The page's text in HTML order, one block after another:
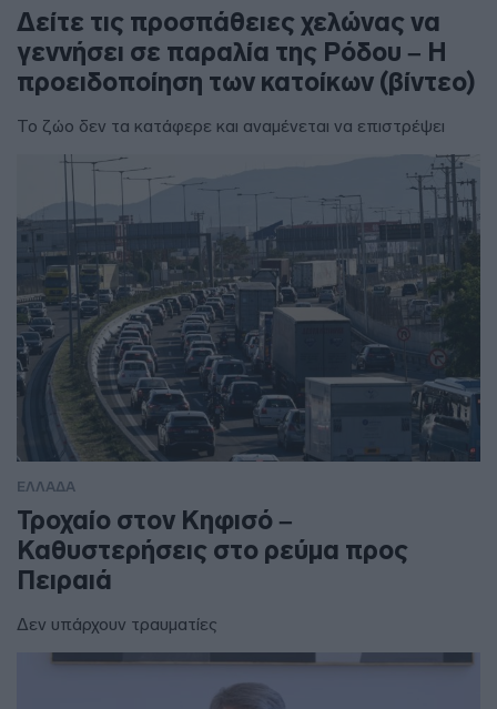
Δείτε τις προσπάθειες χελώνας να
γεννήσει σε παραλία της Ρόδου – Η
προειδοποίηση των κατοίκων (βίντεο)
Το ζώο δεν τα κατάφερε και αναμένεται να επιστρέψει
ΕΛΛΑΔΑ
Τροχαίο στον Κηφισό –
Καθυστερήσεις στο ρεύμα προς
Πειραιά
Δεν υπάρχουν τραυματίες